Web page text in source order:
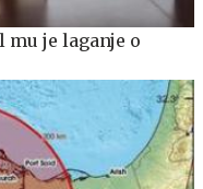
mu je laganje o